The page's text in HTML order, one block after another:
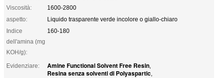
Viscosità:
1600-2800
aspetto:
Liquido trasparente verde incolore o giallo-chiaro
Indice
dell'amina (mg
KOH/g):
160-180
Evidenziare: Amine Functional Solvent Free Resin,
Resina senza solventi di Polyaspartic,